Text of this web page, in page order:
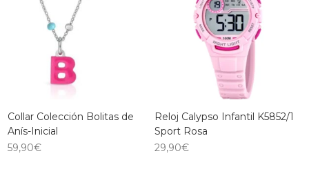
Collar Colección Bolitas de
Anís-Inicial
59,90€
Reloj Calypso Infantil K5852/1
Sport Rosa
29,90€